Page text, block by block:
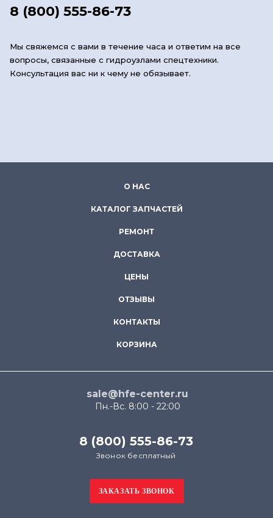
8 (800) 555-86-73
Мы свяжемся с вами в течение часа и ответим на все
вопросы, связанные с гидроузлами спецтехники.
Консультация вас ни к чему не обязывает.
О НАС
КАТАЛОГ ЗАПЧАСТЕЙ
РЕМОНТ
ДОСТАВКА
ЦЕНЫ
ОТЗЫВЫ
КОНТАКТЫ
КОРЗИНА
sale@hfe-center.ru
Пн.-Вс. 8:00 - 22:00
8 (800) 555-86-73
Звонок бесплатный